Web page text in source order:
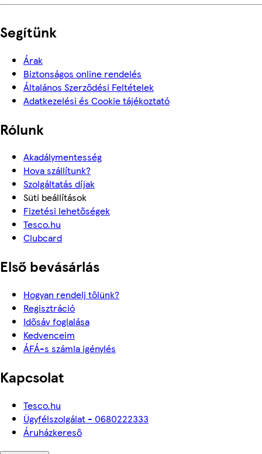
Segítünk
Árak
Biztonságos online rendelés
Általános Szerződési Feltételek
Adatkezelési és Cookie tájékoztató
Rólunk
Akadálymentesség
Hova szállítunk?
Szolgáltatás díjak
Süti beállítások
Fizetési lehetőségek
Tesco.hu
Clubcard
Első bevásárlás
Hogyan rendelj tőlünk?
Regisztráció
Idősáv foglalása
Kedvenceim
ÁFÁ-s számla igénylés
Kapcsolat
Tesco.hu
Ügyfélszolgálat - 0680222333
Áruházkereső